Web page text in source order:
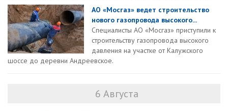
АО «Мосгаз» ведет строительство
нового газопровода высокого...
Специалисты АО «Мосгаз» приступили к
строительству газопровода высокого
давления на участке от Калужского
шоссе до деревни Андреевское.
6 Августа